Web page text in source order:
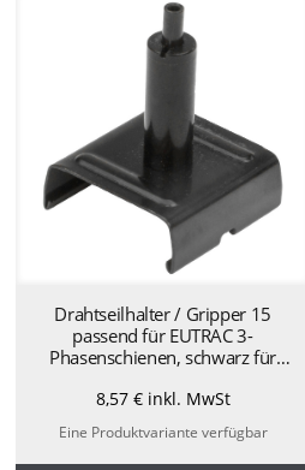
Drahtseilhalter / Gripper 15
passend für EUTRAC 3-
Phasenschienen, schwarz für
schwarz AA1100149
8,57 €inkl. MwSt
Eine Produktvariante verfügbar